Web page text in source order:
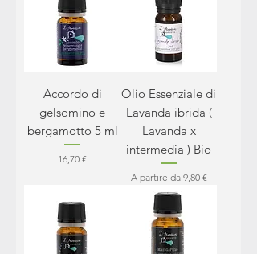
Accordo di
gelsomino e
bergamotto 5 ml
Prezzo
16,70 €
Olio Essenziale di
Lavanda ibrida (
Lavanda x
intermedia ) Bio
A partire da 9,80 €
Prezzo scontato